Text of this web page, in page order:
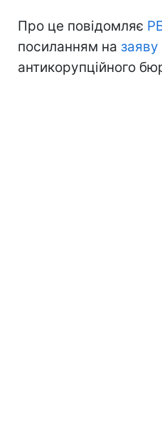
Про це повідомляє
посиланням на заяву
антикорупційного